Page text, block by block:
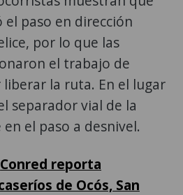
paso en dirección
por lo que las
el trabajo de
la ruta. En el lugar
separador vial de la
el paso a desnivel.
Conred reporta
de Ocós, San